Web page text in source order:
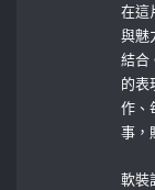
在這
與魅
結合
的表
作、
事，
軟裝